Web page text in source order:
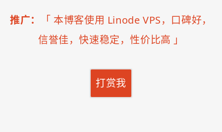
推广： 「 本博客使用 Linode VPS，口碑好，
信誉佳，快速稳定，性价比高 」
打赏我